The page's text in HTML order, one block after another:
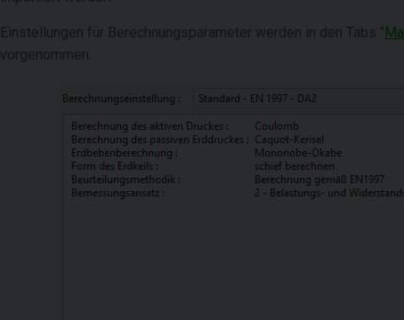
Einstellungen für Berechnungsparameter werden in den Tabs "
vorgenommen.